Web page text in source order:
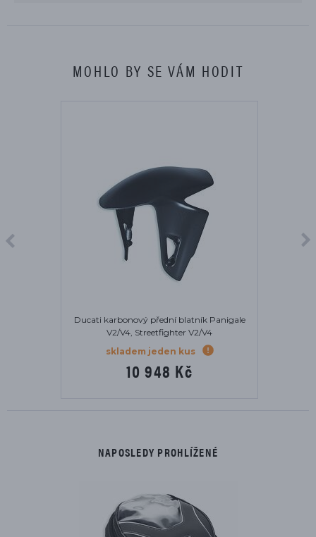
MOHLO BY SE VÁM HODIT
Ducati karbonový přední blatník Panigale
V2/V4, Streetfighter V2/V4
skladem jeden kus
10 948 Kč
NAPOSLEDY PROHLÍŽENÉ